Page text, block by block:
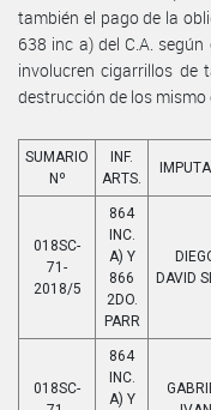
también el pago de la
638 inc a) del C.A.
involucren cigarrillos de
destrucción de los mismo
SUMARIO
Nº
INF.
ARTS.
018SC-
71-
2018/5
864
INC.
A) Y
866
2DO.
PARR
DAVID
018SC-
864
INC.
A) Y